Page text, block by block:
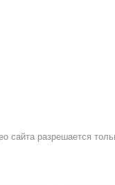
сайта разрешается